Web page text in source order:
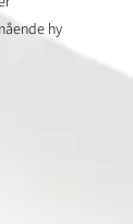
hy